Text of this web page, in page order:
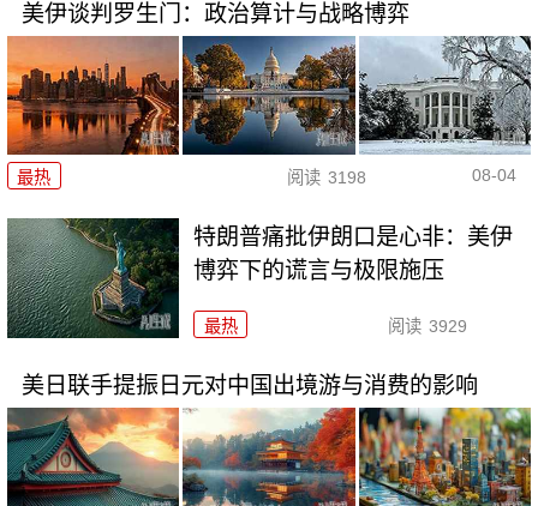
美伊谈判罗生门：政治算计与战略博弈
最热 阅读 3198 08-04
特朗普痛批伊朗口是心非：美伊
博弈下的谎言与极限施压
最热 阅读 3929
美日联手提振日元对中国出境游与消费的影响